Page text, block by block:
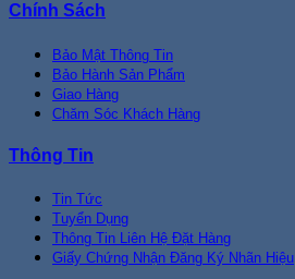
Chính Sách
Bảo Mật Thông Tin
Bảo Hành Sản Phẩm
Giao Hàng
Chăm Sóc Khách Hàng
Thông Tin
Tin Tức
Tuyển Dụng
Thông Tin Liên Hệ Đặt Hàng
Giấy Chứng Nhận Đăng Ký Nhãn Hiệu